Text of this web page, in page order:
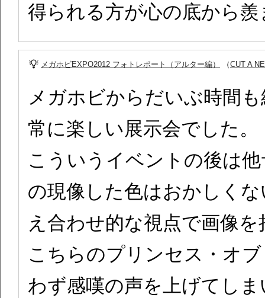
得られる方が心の底から
メガホビEXPO2012 フォトレポート（アルター編） （CUT A
メガホビからだいぶ時間
常に楽しい展示会でした。
こういうイベントの後は
の現像した色はおかしく
え合わせ的な視点で画像
こちらのプリンセス・オ
わず感嘆の声を上げてし